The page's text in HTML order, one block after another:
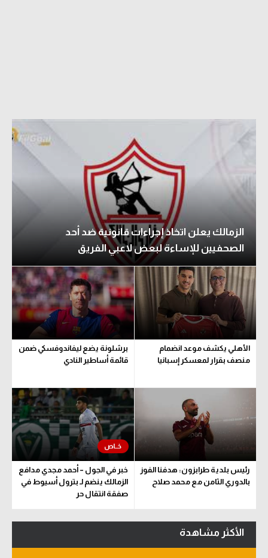
الزمالك يعلن اتخاذ إجراءات قانونية ضد أحد
الصحفيين للإساءة لبعض لاعبي الفريق
الأهلي يكشف موعد انضمام
منصف بقرار لمعسكر إسبانيا
برشلونة يضع ليفاندوفسكي ضمن
قائمة أساطير النادي
رئيس بلدية طرابزون: هدفنا الفوز
بالدوري الثامن مع محمد صلاح
خبر في الجول – أحمد مجدي مدافع
الزمالك ينضم لـ بترول أسيوط في
صفقة انتقال حر
الأكثر مشاهدة